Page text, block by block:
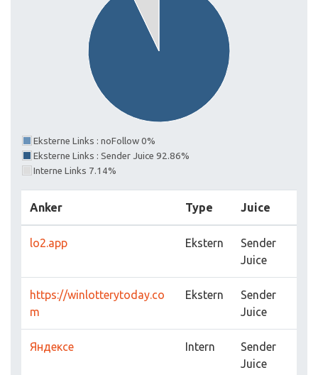
Eksterne Links : noFollow 0%
Eksterne Links : Sender Juice 92.86%
Interne Links 7.14%
Anker Type Juice
lo2.app Ekstern
Sender
Juice
https://winlotterytoday.co
m
Ekstern
Sender
Juice
Яндексе Intern
Sender
Juice